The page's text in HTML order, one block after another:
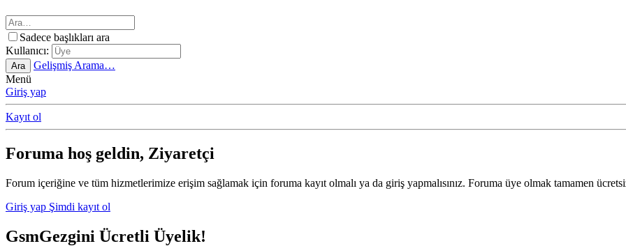
Sadece başlıkları ara
Kullanıcı:
Ara
Gelişmiş Arama…
Menü
Giriş yap
Kayıt ol
Foruma hoş geldin, Ziyaretçi
Forum içeriğine ve tüm hizmetlerimize erişim sağlamak için foruma kayıt olmalı ya da giriş yapmalısınız. Foruma üye olmak tamamen
Giriş yap Şimdi kayıt ol
GsmGezgini Ücretli Üyelik!